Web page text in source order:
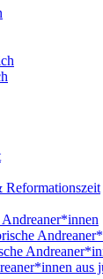
Reformationszeit
aus